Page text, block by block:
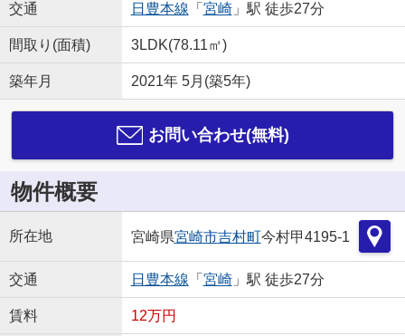
交通 日豊本線 「 宮崎」駅 徒歩27分
間取り(面積) 3LDK(78.11㎡)
築年月 2021年 5月(築5年)
お問い合わせ(無料)
物件概要
所在地 宮崎県宮崎市吉村町今村甲4195-1
交通 日豊本線 「 宮崎」駅 徒歩27分
賃料 12万円